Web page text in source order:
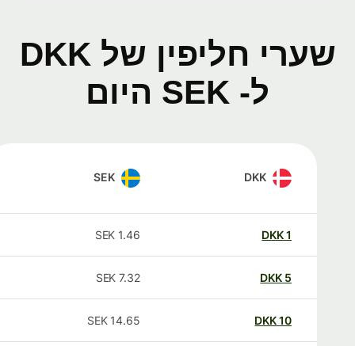
שערי חליפין של DKK
ל- SEK היום
DKK
SEK
DKK
1.46
SEK
DKK
7.32
SEK
DKK
14.65
SEK